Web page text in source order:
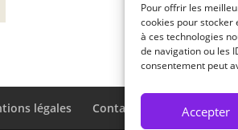
Pour offrir les
cookies pour stocker
à ces technologies
de navigation ou les
consentement peut
Accepter
légales Contact Partenariat